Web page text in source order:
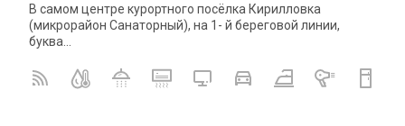
В самом центре курортного посёлка Кирилловка
(микрорайон Санаторный), на 1- й береговой линии,
буква...